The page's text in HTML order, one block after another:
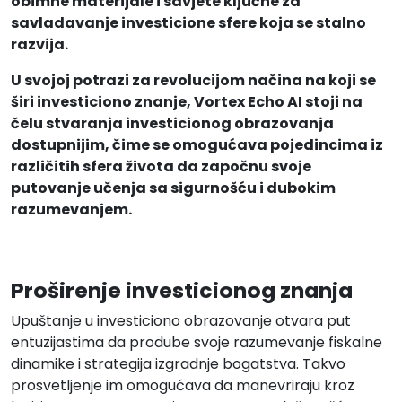
savladavanje investicione sfere koja se stalno
razvija.
U svojoj potrazi za revolucijom načina na koji se
širi investiciono znanje, Vortex Echo AI stoji na
čelu stvaranja investicionog obrazovanja
dostupnijim, čime se omogućava pojedincima iz
različitih sfera života da započnu svoje
putovanje učenja sa sigurnošću i dubokim
razumevanjem.
Proširenje investicionog znanja
Upuštanje u investiciono obrazovanje otvara put
entuzijastima da prodube svoje razumevanje fiskalne
dinamike i strategija izgradnje bogatstva. Takvo
prosvetljenje im omogućava da manevriraju kroz